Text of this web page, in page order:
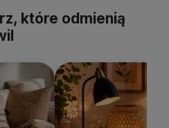
które odmienią